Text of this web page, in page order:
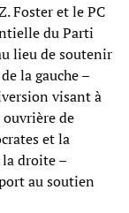
Foster et le PC
du Parti
lieu de soutenir
la gauche –
visant à
de
et la
droite –
au soutien